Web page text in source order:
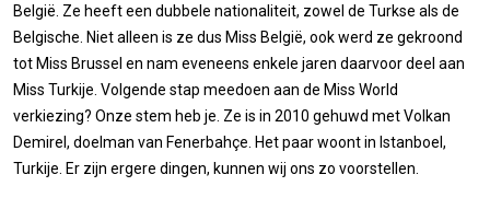
België. Ze heeft een dubbele nationaliteit, zowel de Turkse als de
Belgische. Niet alleen is ze dus Miss België, ook werd ze gekroond
tot Miss Brussel en nam eveneens enkele jaren daarvoor deel aan
Miss Turkije. Volgende stap meedoen aan de Miss World
verkiezing? Onze stem heb je. Ze is in 2010 gehuwd met Volkan
Demirel, doelman van Fenerbahçe. Het paar woont in Istanboel,
Turkije. Er zijn ergere dingen, kunnen wij ons zo voorstellen.